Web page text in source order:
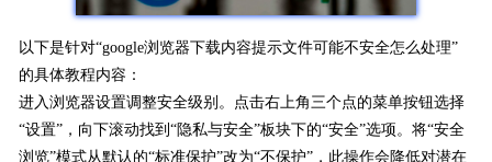
以下是针对“google浏览器下载内容提示文件可能不安全怎么处理”
的具体教程内容：
进入浏览器设置调整安全级别。点击右上角三个点的菜单按钮选择
“设置”，向下滚动找到“隐私与安全”板块下的“安全”选项。将“安全
浏览”模式从默认的“标准保护”改为“不保护”，此操作会降低对潜在